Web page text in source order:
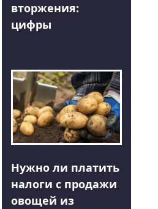
вторжения:
цифры
Нужно ли платить
налоги с продажи
овощей из